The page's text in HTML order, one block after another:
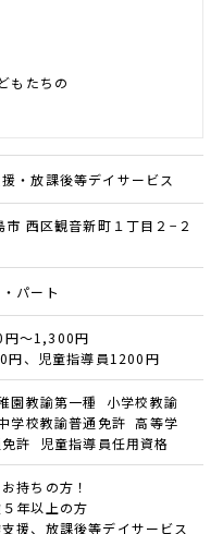
もたちの
・放課後等デイサービス
市 西区観音新町１丁目２−２
パート
～1,300円
円、児童指導員1200円
園教諭第一種 小学校教諭
学校教諭普通免許 高等学
許 児童指導員任用資格
持ちの方！
年以上の方
支援、放課後等デイサービス